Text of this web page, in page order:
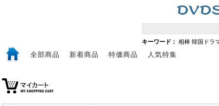
キーワード： 相棒 韓国ドラ
全部商品 新着商品 特価商品 人気特集